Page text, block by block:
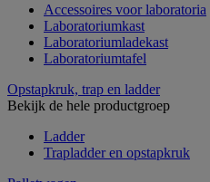
Accessoires voor laboratoria
Laboratoriumkast
Laboratoriumladekast
Laboratoriumtafel
Opstapkruk, trap en ladder
Bekijk de hele productgroep
Ladder
Trapladder en opstapkruk